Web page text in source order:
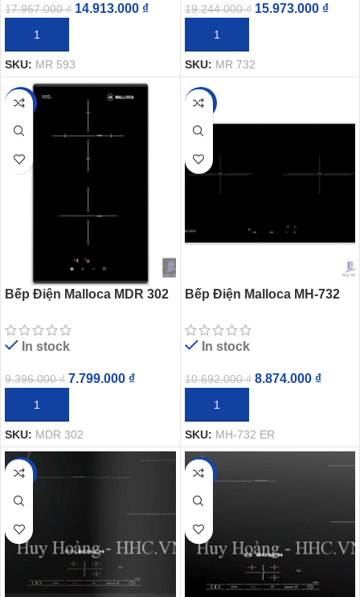
17.967.000₫ 14.913.000 ₫
THÊM VÀO GIỎ HÀNG
SKU: MR 593
19.244.000₫ 15.973.000 ₫
THÊM VÀO GIỎ HÀNG
SKU: MR 732
-17%
Bếp Điện Malloca MDR 302
In stock
9.396.000₫ 7.799.000 ₫
THÊM VÀO GIỎ HÀNG
SKU: MDR 302
-17%
Bếp Điện Malloca MH-732
In stock
10.692.000₫ 8.874.000 ₫
THÊM VÀO GIỎ HÀNG
SKU: MH-732 ER
-25% -25%